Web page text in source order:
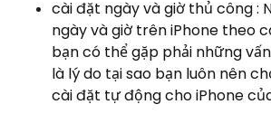
cài đặt ngày và giờ thủ công :
ngày và giờ trên iPhone theo
bạn có thể gặp phải những
là lý do tại sao bạn luôn nên
cài đặt tự động cho iPhone